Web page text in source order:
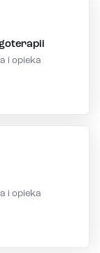
i opieka
i opieka